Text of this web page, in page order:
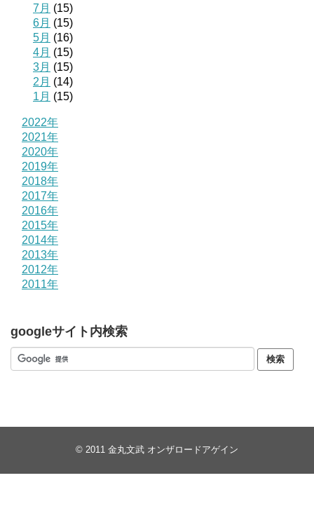
7月 (15)
6月 (15)
5月 (16)
4月 (15)
3月 (15)
2月 (14)
1月 (15)
2022年
2021年
2020年
2019年
2018年
2017年
2016年
2015年
2014年
2013年
2012年
2011年
googleサイト内検索
© 2011 金丸文武 オンザロードアゲイン